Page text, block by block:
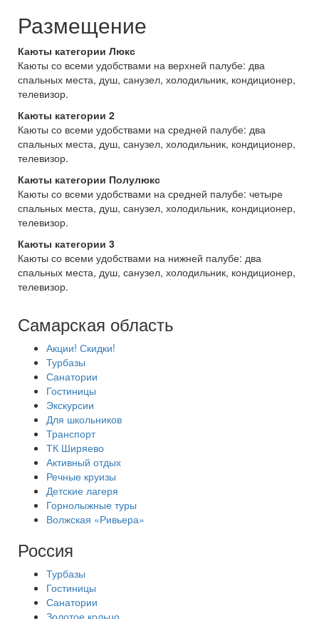
Размещение
Каюты категории Люкс
Каюты со всеми удобствами на верхней палубе: два
спальных места, душ, санузел, холодильник, кондиционер,
телевизор.
Каюты категории 2
Каюты со всеми удобствами на средней палубе: два
спальных места, душ, санузел, холодильник, кондиционер,
телевизор.
Каюты категории Полулюкс
Каюты со всеми удобствами на средней палубе: четыре
спальных места, душ, санузел, холодильник, кондиционер,
телевизор.
Каюты категории 3
Каюты со всеми удобствами на нижней палубе: два
спальных места, душ, санузел, холодильник, кондиционер,
телевизор.
Самарская область
Акции! Скидки!
Турбазы
Санатории
Гостиницы
Экскурсии
Для школьников
Транспорт
ТК Ширяево
Активный отдых
Речные круизы
Детские лагеря
Горнолыжные туры
Волжская «Ривьера»
Россия
Турбазы
Гостиницы
Санатории